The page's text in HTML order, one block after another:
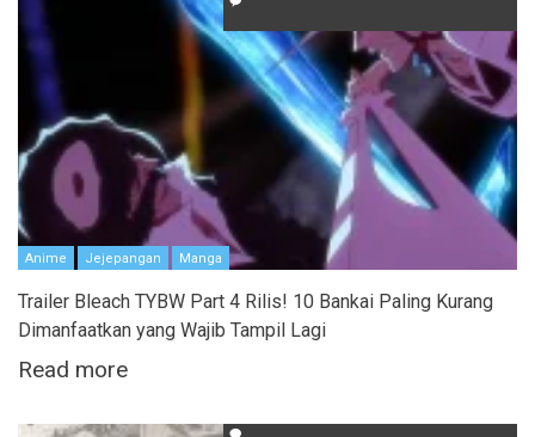
Anime Jejepangan Manga
Trailer Bleach TYBW Part 4 Rilis! 10 Bankai Paling Kurang
Dimanfaatkan yang Wajib Tampil Lagi
Read more